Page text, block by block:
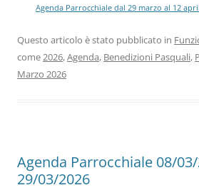
Agenda Parrocchiale dal 29 marzo al 12
Questo articolo è stato pubblicato in
come2026,Agenda, Benedizioni Pasquali,
Marzo 2026
Agenda Parrocchiale 08/
29/03/2026